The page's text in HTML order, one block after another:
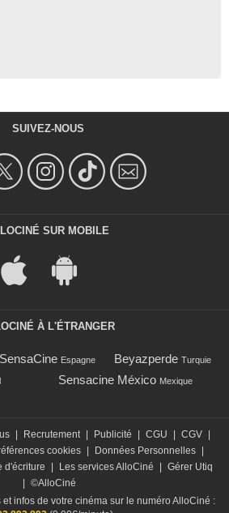
SUIVEZ-NOUS
SUR MOBILE
À L'ÉTRANGER
SensaCine Espagne Beyazperde Turquie
Sensacine México Mexique
Recrutement Publicité CGU CGV
cookies Données Personnelles
d'écriture Les services AlloCiné
Gérer Utiq
©AlloCiné
infos de votre cinéma sur le numéro AlloCiné :